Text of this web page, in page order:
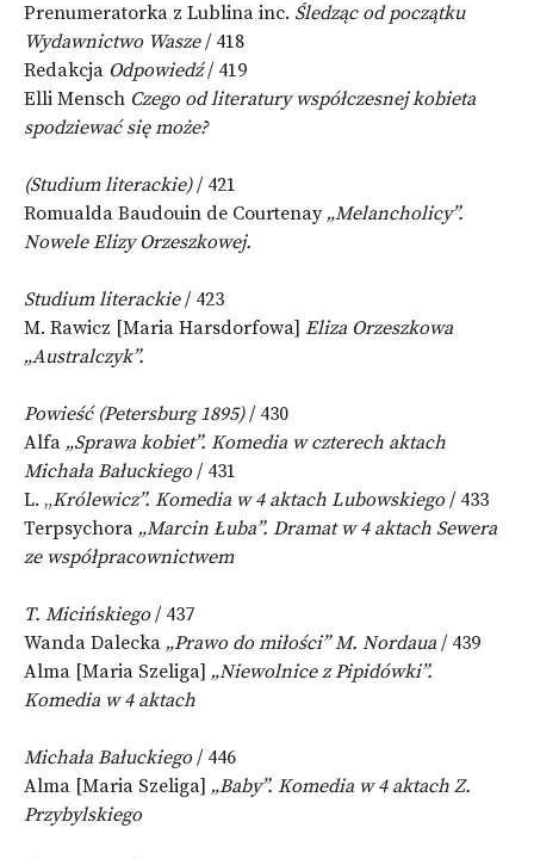
Prenumeratorka z Lublina inc. Śledząc od początku
Wydawnictwo Wasze/ 418
Redakcja Odpowiedź/ 419
Elli Mensch Czego od literatury współczesnej kobieta
spodziewać się może?
(Studium literackie)/ 421
Romualda Baudouin de Courtenay „Melancholicy”.
Nowele Elizy Orzeszkowej.
Studium literackie/ 423
M. Rawicz [Maria Harsdorfowa] Eliza Orzeszkowa
„Australczyk”.
Powieść (Petersburg 1895)/ 430
Alfa „Sprawa kobiet”. Komedia w czterech aktach
Michała Bałuckiego/ 431
L. „Królewicz”. Komedia w 4 aktach Lubowskiego/ 433
Terpsychora „Marcin Łuba”. Dramat w 4 aktach Sewera
ze współpracownictwem
T. Micińskiego/ 437
Wanda Dalecka „Prawo do miłości” M. Nordaua / 439
Alma [Maria Szeliga] „Niewolnice z Pipidówki”.
Komedia w 4 aktach
Michała Bałuckiego/ 446
Alma [Maria Szeliga] „Baby”. Komedia w 4 aktach Z.
Przybylskiego